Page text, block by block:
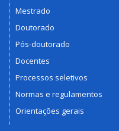
Mestrado
Doutorado
Pós-doutorado
Docentes
Processos seletivos
Normas e regulamentos
Orientações gerais